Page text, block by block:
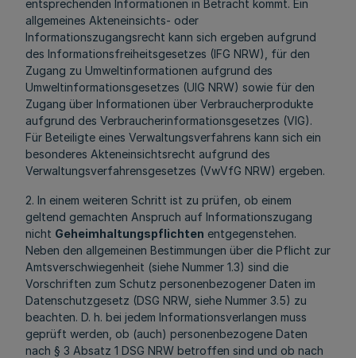
entsprechenden Informationen in Betracht kommt. Ein
allgemeines Akteneinsichts- oder
Informationszugangsrecht kann sich ergeben aufgrund
des Informationsfreiheitsgesetzes (IFG NRW), für den
Zugang zu Umweltinformationen aufgrund des
Umweltinformationsgesetzes (UIG NRW) sowie für den
Zugang über Informationen über Verbraucherprodukte
aufgrund des Verbraucherinformationsgesetzes (VIG).
Für Beteiligte eines Verwaltungsverfahrens kann sich ein
besonderes Akteneinsichtsrecht aufgrund des
Verwaltungsverfahrensgesetzes (VwVfG NRW) ergeben.
2. In einem weiteren Schritt ist zu prüfen, ob einem
geltend gemachten Anspruch auf Informationszugang
nicht Geheimhaltungspflichten entgegenstehen.
Neben den allgemeinen Bestimmungen über die Pflicht zur
Amtsverschwiegenheit (siehe Nummer 1.3) sind die
Vorschriften zum Schutz personenbezogener Daten im
Datenschutzgesetz (DSG NRW, siehe Nummer 3.5) zu
beachten. D. h. bei jedem Informationsverlangen muss
geprüft werden, ob (auch) personenbezogene Daten
nach § 3 Absatz 1 DSG NRW betroffen sind und ob nach